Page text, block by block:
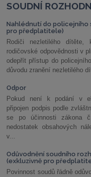
SOUDNÍ
Nahlédnutí do policejního
pro předplatitele)
Rodiči nezletilého dítěte,
rodičovské odpovědnosti v
odepřít přístup do
důvodu zranění nezletilého
Odpor
Pokud není k podání v
připojen podpis podle
se po účinnosti zákona
nedostatek obsahových
v...
Odůvodnění soudního
(exkluzivně pro
Povinnost soudů řádně